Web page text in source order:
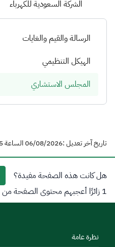
الرسالة والقيم والغايات
الهيكل التنظيمي
المجلس الاستشاري
الشركة السعودية للكهرباء
تاريخ آخر تعديل :06/08/2026 الساعة 09:55 مساءً
هل كانت هذه الصفحة مفيدة؟
1 زائرًا أعجبهم محتوى الصفحة من أصل 1 مشاركة
نظرة عامة